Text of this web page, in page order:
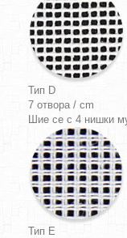
Тип D
7 отвора / cm
Шие се с 4 нишки
Тип E